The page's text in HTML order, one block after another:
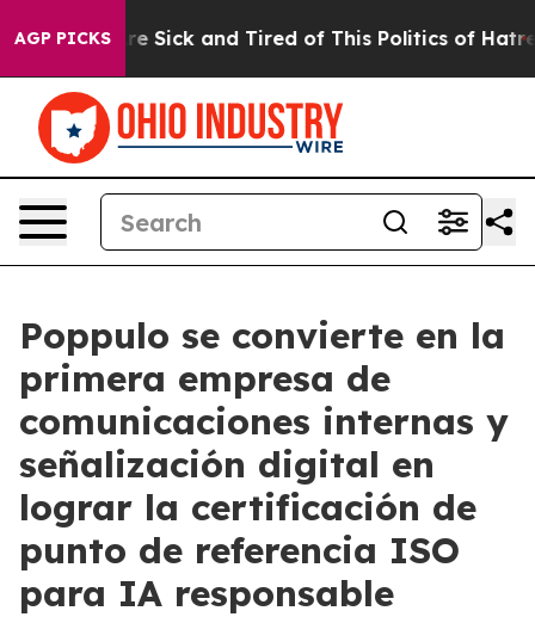
AGP PICKSAre Sick and Tired of This Politics of Hatred”
Poppulo se convierte en la
primera empresa de
comunicaciones internas y
señalización digital en
lograr la certificación de
punto de referencia ISO
para IA responsable